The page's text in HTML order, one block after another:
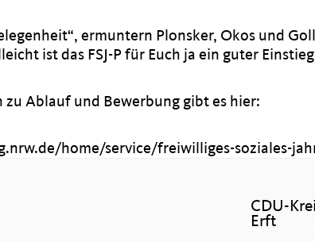
ermuntern Plonsker, Okos und
ist das FSJ-P für Euch ja ein guter
Ablauf und Bewerbung gibt es hier:
home/service/freiwilliges-soziales-
CDU-
Erft